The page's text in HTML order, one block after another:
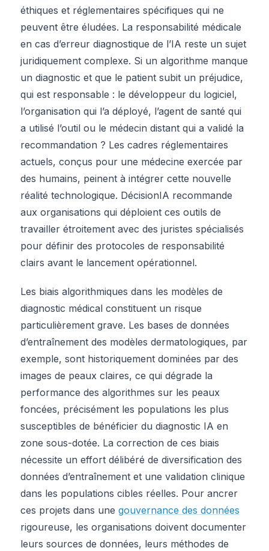
éthiques et réglementaires spécifiques qui ne
peuvent être éludées. La responsabilité médicale
en cas d’erreur diagnostique de l’IA reste un sujet
juridiquement complexe. Si un algorithme manque
un diagnostic et que le patient subit un préjudice,
qui est responsable : le développeur du logiciel,
l’organisation qui l’a déployé, l’agent de santé qui
a utilisé l’outil ou le médecin distant qui a validé la
recommandation ? Les cadres réglementaires
actuels, conçus pour une médecine exercée par
des humains, peinent à intégrer cette nouvelle
réalité technologique. DécisionIA recommande
aux organisations qui déploient ces outils de
travailler étroitement avec des juristes spécialisés
pour définir des protocoles de responsabilité
clairs avant le lancement opérationnel.
Les biais algorithmiques dans les modèles de
diagnostic médical constituent un risque
particulièrement grave. Les bases de données
d’entraînement des modèles dermatologiques, par
exemple, sont historiquement dominées par des
images de peaux claires, ce qui dégrade la
performance des algorithmes sur les peaux
foncées, précisément les populations les plus
susceptibles de bénéficier du diagnostic IA en
zone sous-dotée. La correction de ces biais
nécessite un effort délibéré de diversification des
données d’entraînement et une validation clinique
dans les populations cibles réelles. Pour ancrer
ces projets dans une gouvernance des données
rigoureuse, les organisations doivent documenter
leurs sources de données, leurs méthodes de